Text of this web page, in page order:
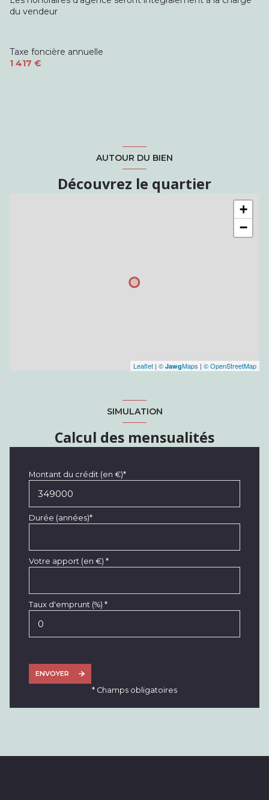
du vendeur
Taxe foncière annuelle
1 417 €
AUTOUR DU BIEN
Découvrez le quartier
+
−
Leaflet | © JawgMaps | © OpenStreetMap
SIMULATION
Calcul des mensualités
Montant du crédit (en €)*
Durée (années)*
Votre apport (en €) *
Taux d'emprunt (%) *
ENVOYER
* Champs obligatoires